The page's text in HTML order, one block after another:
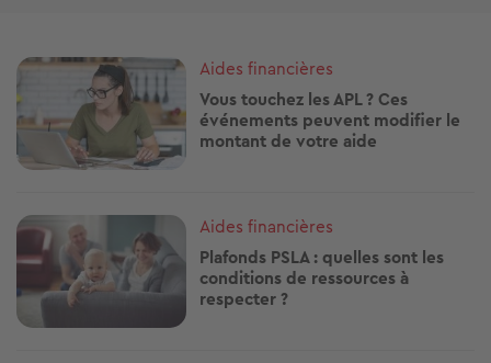
Image
Aides financières
Vous touchez les APL ? Ces
événements peuvent modifier le
montant de votre aide
Image
Aides financières
Plafonds PSLA : quelles sont les
conditions de ressources à
respecter ?